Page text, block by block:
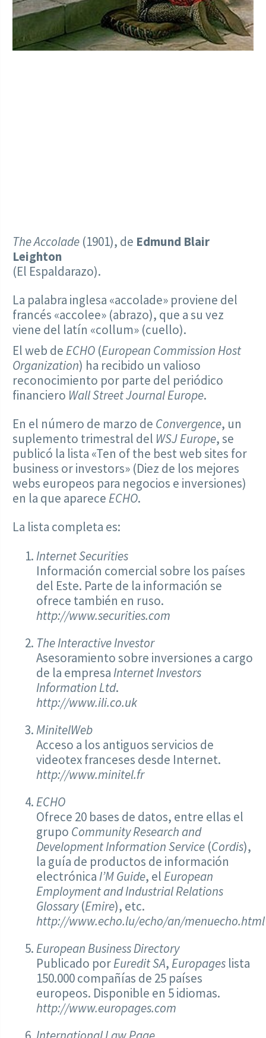
The Accolade (1901), de Edmund Blair
Leighton
(El Espaldarazo).
La palabra inglesa «accolade» proviene del
francés «accolee» (abrazo), que a su vez
viene del latín «collum» (cuello).
El web deECHO (European Commission Host
Organization) ha recibido un valioso
reconocimiento por parte del periódico
financiero Wall Street Journal Europe.
En el número de marzo de Convergence, un
suplemento trimestral del WSJ Europe, se
publicó la lista «Ten of the best web sites for
business or investors» (Diez de los mejores
webs europeos para negocios e inversiones)
en la que apareceECHO.
La lista completa es:
Internet Securities
Información comercial sobre los países
del Este. Parte de la información se
ofrece también en ruso.
http://www.securities.com
The Interactive Investor
Asesoramiento sobre inversiones a cargo
de la empresaInternet Investors
Information Ltd.
http://www.ili.co.uk
MinitelWeb
Acceso a los antiguos servicios de
videotex franceses desde Internet.
http://www.minitel.fr
ECHO
Ofrece 20 bases de datos, entre ellas el
grupo Community Research and
Development Information Service (Cordis),
la guía de productos de información
electrónicaI’M Guide, elEuropean
Employment and Industrial Relations
Glossary(Emire), etc.
http://www.echo.lu/echo/an/menuecho.html
European Business Directory
Publicado porEuredit SA,Europages lista
150.000 compañías de 25 países
europeos. Disponible en 5 idiomas.
http://www.europages.com